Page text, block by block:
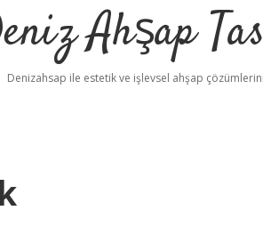
Ahşap
Denizahsap ile estetik ve işlevsel ahşap